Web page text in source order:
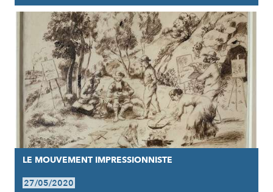
LE MOUVEMENT IMPRESSIONNISTE
27/05/2020